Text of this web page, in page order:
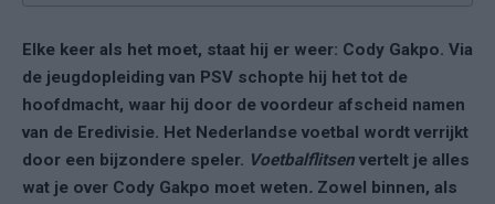
Elke keer als het moet, staat hij er weer: Cody Gakpo. Via
de jeugdopleiding van PSV schopte hij het tot de
hoofdmacht, waar hij door de voordeur afscheid namen
van de Eredivisie. Het Nederlandse voetbal wordt verrijkt
door een bijzondere speler. Voetbalflitsen vertelt je alles
wat je over Cody Gakpo moet weten. Zowel binnen, als